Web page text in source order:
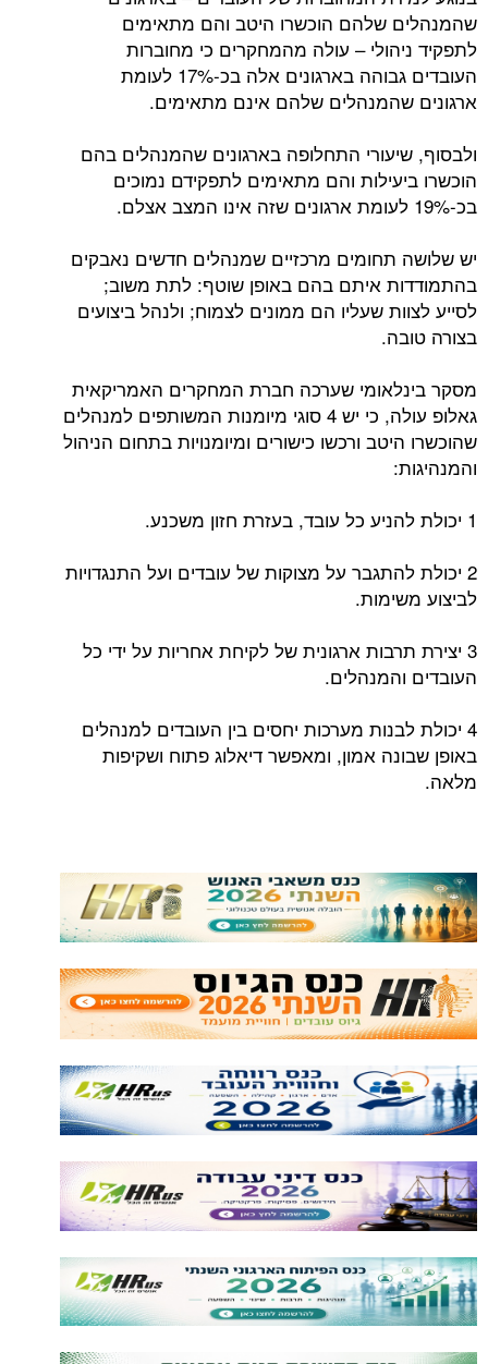
שהמנהלים שלהם הוכשרו היטב והם מתאימים
לתפקיד ניהולי – עולה מהמחקרים כי מחוברות
העובדים גבוהה בארגונים אלה בכ-17% לעומת
ארגונים שהמנהלים שלהם אינם מתאימים.
ולבסוף, שיעורי התחלופה בארגונים שהמנהלים בהם
הוכשרו ביעילות והם מתאימים לתפקידם נמוכים
בכ-19% לעומת ארגונים שזה אינו המצב אצלם.
יש שלושה תחומים מרכזיים שמנהלים חדשים נאבקים
בהתמודדות איתם בהם באופן שוטף: לתת משוב;
לסייע לצוות שעליו הם ממונים לצמוח; ולנהל ביצועים
בצורה טובה.
מסקר בינלאומי שערכה חברת המחקרים האמריקאית
גאלופ עולה, כי יש 4 סוגי מיומנות המשותפים למנהלים
שהוכשרו היטב ורכשו כישורים ומיומנויות בתחום הניהול
והמנהיגות:
1 יכולת להניע כל עובד, בעזרת חזון משכנע.
2 יכולת להתגבר על מצוקות של עובדים ועל התנגדויות
לביצוע משימות.
3 יצירת תרבות ארגונית של לקיחת אחריות על ידי כל
העובדים והמנהלים.
4 יכולת לבנות מערכות יחסים בין העובדים למנהלים
באופן שבונה אמון, ומאפשר דיאלוג פתוח ושקיפות
מלאה.